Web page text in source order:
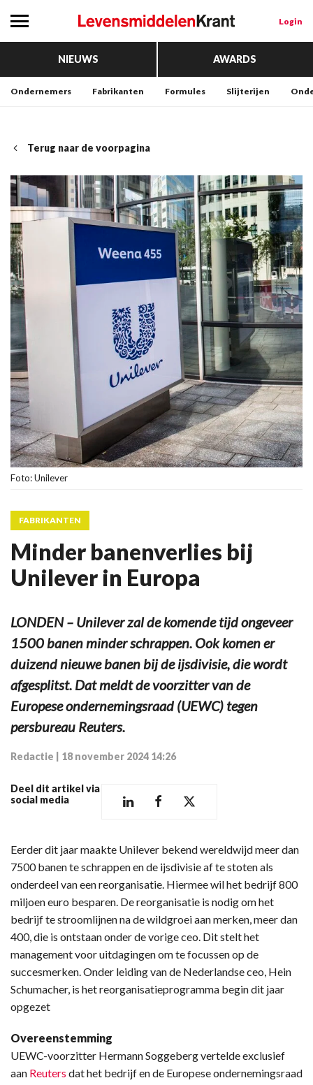
Login
NIEUWS AWARDS
Ondernemers Fabrikanten Formules Slijterijen
Terug naar de voorpagina
Foto: Unilever
FABRIKANTEN
Minder banenverlies bij
Unilever in Europa
LONDEN – Unilever zal de komende tijd ongeveer
1500 banen minder schrappen. Ook komen er
duizend nieuwe banen bij de ijsdivisie, die wordt
afgesplitst. Dat meldt de voorzitter van de
Europese ondernemingsraad (UEWC) tegen
persbureau Reuters.
Redactie 18 november 2024 14:26
Deel dit artikel via
social media
Eerder dit jaar maakte Unilever bekend wereldwijd meer dan
7500 banen te schrappen en de ijsdivisie af te stoten als
onderdeel van een reorganisatie. Hiermee wil het bedrijf 800
miljoen euro besparen. De reorganisatie is nodig om het
bedrijf te stroomlijnen na de wildgroei aan merken, meer dan
400, die is ontstaan onder de vorige ceo. Dit stelt het
management voor uitdagingen om te focussen op de
succesmerken. Onder leiding van de Nederlandse ceo, Hein
Schumacher, is het reorganisatieprogramma begin dit jaar
opgezet
Overeenstemming
UEWC-voorzitter Hermann Soggeberg vertelde exclusief
aan Reuters dat het bedrijf en de Europese ondernemingsraad